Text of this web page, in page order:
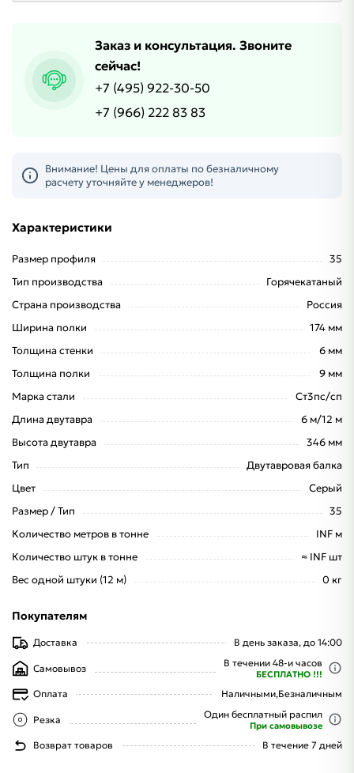
Заказ и консультация. Звоните
сейчас!
+7 (495) 922-30-50
+7 (966) 222 83 83
Внимание! Цены для оплаты по безналичному
расчету уточняйте у менеджеров!
Характеристики
Размер профиля
35
Тип производства
Горячекатаный
Страна производства
Россия
Ширина полки
174 мм
Толщина стенки
6 мм
Толщина полки
9 мм
Марка стали
Ст3пс/сп
Длина двутавра
6 м/12 м
Высота двутавра
346 мм
Тип
Двутавровая балка
Цвет
Серый
Размер / Тип
35
Количество метров в тонне
INF м
Количество штук в тонне
≈ INF шт
Вес одной штуки (12 м)
0 кг
Покупателям
Доставка В день заказа, до 14:00
Самовывоз В течении 48-и часов
БЕСПЛАТНО !!!
Оплата Наличными,Безналичным
Резка Один бесплатный распил
При самовывозе
Возврат товаров В течение 7 дней